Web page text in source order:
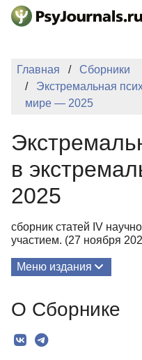
Перейти к основному
Регистрация
Главная
Сборники
Экстремальная
мире — 2025
в
2025
сборник статей IV
участием. (27 ноября
Меню издания
Редколлегия
Текст
О Сборнике